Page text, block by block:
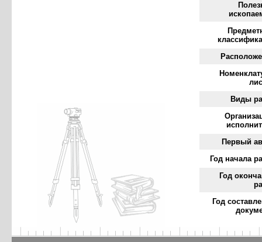
Виды
Первый
Год начала
Год
Год